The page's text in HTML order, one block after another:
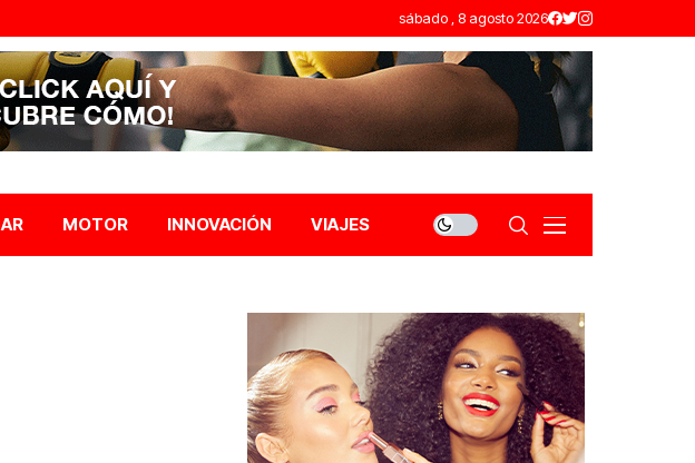
sábado , 8 agosto 2026
MOTOR INNOVACIÓN VIAJES